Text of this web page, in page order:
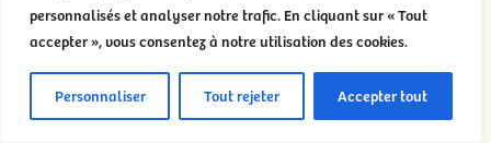
personnalisés et analyser notre trafic. En cliquant sur « Tout
accepter », vous consentez à notre utilisation des cookies.
Personnaliser Tout rejeter Accepter tout